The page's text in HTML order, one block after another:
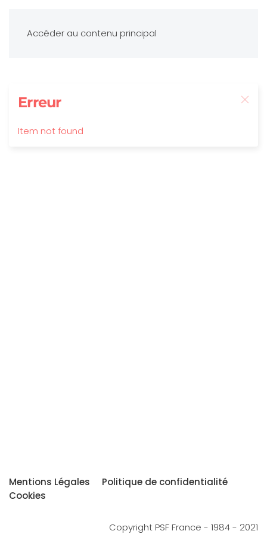
Accéder au contenu principal
Erreur
Item not found
Mentions Légales
Politique de confidentialité
Cookies
Copyright PSF France - 1984 - 2021